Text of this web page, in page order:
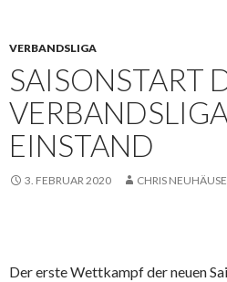
VERBANDSLIGA
SAISONSTART
EINSTAND
3. FEBRUAR 2020 CHRIS
Der erste Wettkampf der neuen